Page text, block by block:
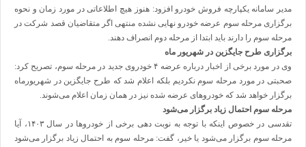
مدیر سامانه یکپارچه فروش خودرو افزود: هنوز هیچ اطلاعاتی در مورد زمان و نحوه
برگزاری مرحله سوم عرضه خودرو نهایی نشده منتهی اگر متقاضیان قصد شرکت در
مرحله سوم را دارند باید ابتدا از مرحله دوم انصراف دهند.
برگزاری طرح جایگزین در شهریور ماه
وی در مورد برخی از اخبار درباره عرضه ۴ خودروی جدید در مرحله سوم، تصریح کرد:
صحبتی در مورد مرحله سوم نکردیم بلکه اعلام شد که طرح جایگزین در شهریورماه
برگزار خواهد شد که خودروهای عرضه شده نیز در همان زمان اعلام می‌شوند.
مرحله سوم احتمال زیاد برگزار می‌شود
تقدسی در خصوص اینکه با توجه به نوبت دهی برخی از خودروها در سال ۱۴۰۳، آیا
مرحله سوم برگزار می‌شود یا خیر، گفت: مرحله سوم به احتمال زیاد برگزار می‌شود